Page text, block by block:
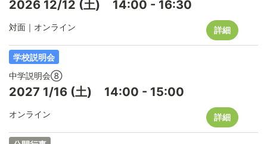
2026 12/12 (土) 14:00 - 16:30
対面｜オンライン 詳細
学校説明会
中学説明会⑧
2027 1/16 (土) 14:00 - 15:00
オンライン 詳細